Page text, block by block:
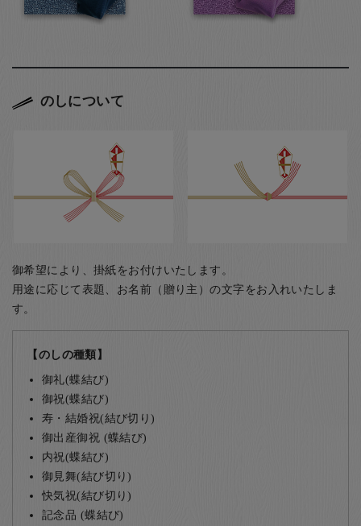
のしについて
御希望により、掛紙をお付けいたします。
用途に応じて表題、お名前（贈り主）の文字をお入れいたしま
す。
【のしの種類】
御礼(蝶結び)
御祝(蝶結び)
寿・結婚祝(結び切り)
御出産御祝 (蝶結び)
内祝(蝶結び)
御見舞(結び切り)
快気祝(結び切り)
記念品 (蝶結び)